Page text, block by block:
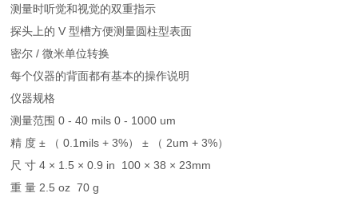
测量时听觉和视觉的双重指示
探头上的 V 型槽方便测量圆柱型表面
密尔 / 微米单位转换
每个仪器的背面都有基本的操作说明
仪器规格
测量范围 0 - 40 mils 0 - 1000 um
精 度 ± （ 0.1mils + 3%） ± （ 2um + 3%）
尺 寸 4 × 1.5 × 0.9 in 100 × 38 × 23mm
重 量 2.5 oz 70 g